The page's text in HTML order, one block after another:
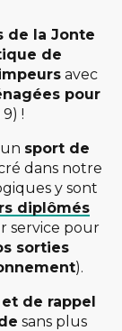
de la Jonte
de
avec
pour
!
sport de
dans notre
y sont
diplômés
service pour
sorties
).
de rappel
sans plus